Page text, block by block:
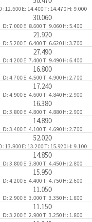
12.600 E: 14.400T: 14.470 H: 9.000
30.060
D: 7.000 E: 8.600T: 9.060 H: 5.400
21.920
D: 5.200 E: 6.400T: 6.620 H: 3.700
27.490
D: 4.200 E: 7.400T: 9.490 H: 6.400
16.800
D: 4.700 E: 4.500T: 4.900 H: 2.700
17.240
D: 4.900 E: 4.600T: 4.840 H: 2.900
16.380
D: 3.800 E: 4.800T: 4.880 H: 2.900
14.890
D: 3.400 E: 4.100T: 4.690 H: 2.700
52.020
13.800 E: 13.200T: 15.920 H: 9.100
14.850
D: 3.800 E: 3.800T: 4.450 H: 2.800
15.950
D: 4.200 E: 4.400T: 4.750 H: 2.600
11.050
D: 2.900 E: 3.000T: 3.350 H: 1.800
11.150
D: 3.200 E: 2.900T: 3.250 H: 1.800